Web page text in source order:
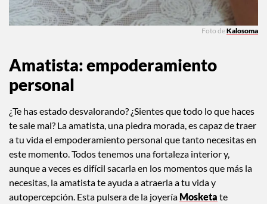
Foto deKalosoma
Amatista: empoderamiento
personal
¿Te has estado desvalorando? ¿Sientes que todo lo que haces
te sale mal? La amatista, una piedra morada, es capaz de traer
a tu vida el empoderamiento personal que tanto necesitas en
este momento. Todos tenemos una fortaleza interior y,
aunque a veces es difícil sacarla en los momentos que más la
necesitas, la amatista te ayuda a atraerla a tu vida y
autopercepción. Esta pulsera de la joyería Mosketa te